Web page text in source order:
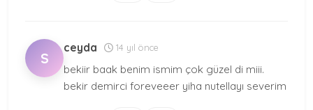
S
ceyda 14 yıl önce
bekiir baak benim ismim çok güzel di miii.
bekir demirci foreveeer yiha nutellayı severim